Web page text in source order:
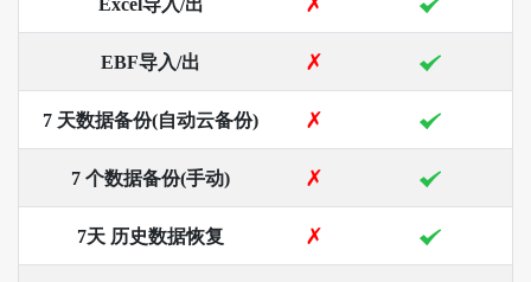
EBF导入/出
7 天数据备份(自动云备份)
7 个数据备份(手动)
7天 历史数据恢复